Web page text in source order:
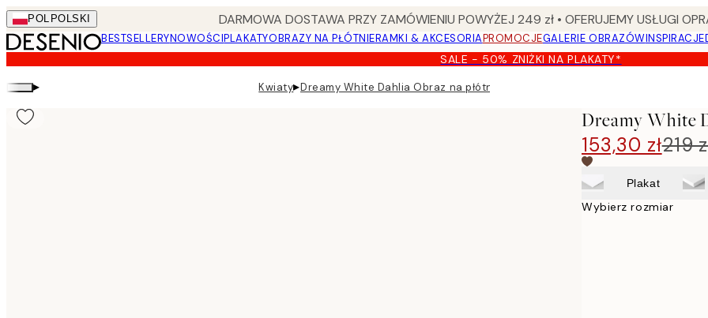
Skip
to
main
content.
POL POLSKI DARMOWA DOSTAWA PRZY ZAMÓWIENIU POWYŻEJ 249 zł • OFERUJEMY USŁUGI
BESTSELLERYNOWOŚCIPLAKATYOBRAZY NA PŁÓTNIERAMKI & AKCESORIAPROMOCJEGALERIE OBRAZÓWINSPIRACJE
SALE - 50% ZNIŻKI NA PLAKATY*
▸ Kwiaty▸Dreamy White Dahlia Obraz na płótnie
Dreamy White
153,30 zł219
Plakat
Wybierz rozmiar